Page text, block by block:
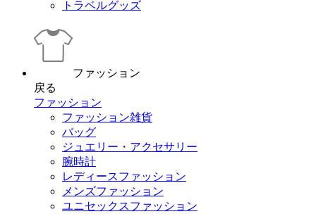
トラベルグッズ
ファッション
戻る
ファッション
ファッション雑貨
バッグ
ジュエリー・アクセサリー
腕時計
レディースファッション
メンズファッション
ユニセックスファッション